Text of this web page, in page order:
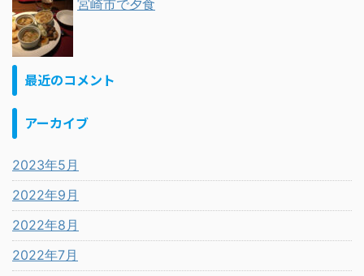
宮崎市で夕食
最近のコメント
アーカイブ
2023年5月
2022年9月
2022年8月
2022年7月